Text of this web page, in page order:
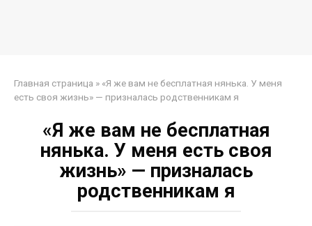
Главная страница » «Я же вам не бесплатная нянька. У меня
есть своя жизнь» — призналась родственникам я
«Я же вам не бесплатная
нянька. У меня есть своя
жизнь» — призналась
родственникам я